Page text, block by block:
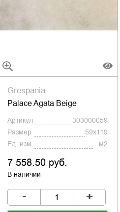
Grespania
Palace Agata Beige
Артикул
303000059
Размер
59x119
Ед. изм.
м2
7 558.50 руб.
В наличии
- +